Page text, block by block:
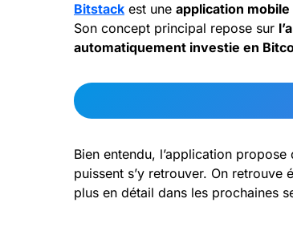
Bitstack est une application
Son concept principal repose sur
automatiquement investie en
Bien entendu, l’application propose
puissent s’y retrouver. On retrouve
plus en détail dans les prochaines